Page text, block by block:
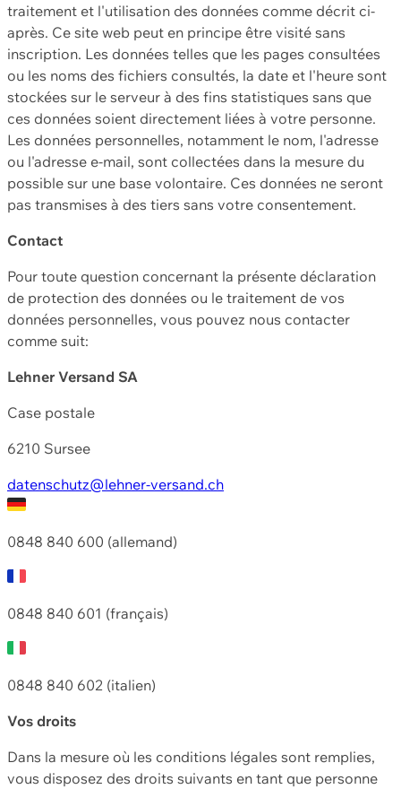
traitement et l'utilisation des données comme décrit ci-
après. Ce site web peut en principe être visité sans
inscription. Les données telles que les pages consultées
ou les noms des fichiers consultés, la date et l'heure sont
stockées sur le serveur à des fins statistiques sans que
ces données soient directement liées à votre personne.
Les données personnelles, notamment le nom, l'adresse
ou l'adresse e-mail, sont collectées dans la mesure du
possible sur une base volontaire. Ces données ne seront
pas transmises à des tiers sans votre consentement.
Contact
Pour toute question concernant la présente déclaration
de protection des données ou le traitement de vos
données personnelles, vous pouvez nous contacter
comme suit:
Lehner Versand SA
Case postale
6210 Sursee
datenschutz@lehner-versand.ch
0848 840 600 (allemand)
0848 840 601 (français)
0848 840 602 (italien)
Vos droits
Dans la mesure où les conditions légales sont remplies,
vous disposez des droits suivants en tant que personne